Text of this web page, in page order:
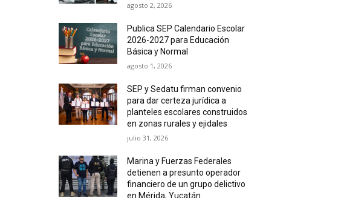
agosto 2, 2026
Publica SEP Calendario Escolar
2026-2027 para Educación
Básica y Normal
agosto 1, 2026
SEP y Sedatu firman convenio
para dar certeza jurídica a
planteles escolares construidos
en zonas rurales y ejidales
julio 31, 2026
Marina y Fuerzas Federales
detienen a presunto operador
financiero de un grupo delictivo
en Mérida, Yucatán